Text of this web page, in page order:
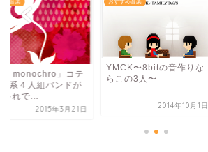
め音楽
「monochro」コテ
V系４人組バンドが
ゃれで...
2015年3月21日
おすすめ音楽
YMCK〜8bitの音作りな
らこの3人〜
2014年10月1日